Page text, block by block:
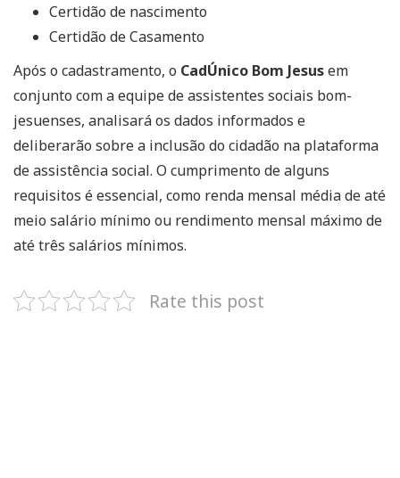
Certidão de nascimento
Certidão de Casamento
Após o cadastramento, o CadÚnico Bom Jesusem
conjunto com a equipe de assistentes sociais bom-
jesuenses, analisará os dados informados e
deliberarão sobre a inclusão do cidadão na plataforma
de assistência social. O cumprimento de alguns
requisitos é essencial, como renda mensal média de até
meio salário mínimo ou rendimento mensal máximo de
até três salários mínimos.
Rate this post